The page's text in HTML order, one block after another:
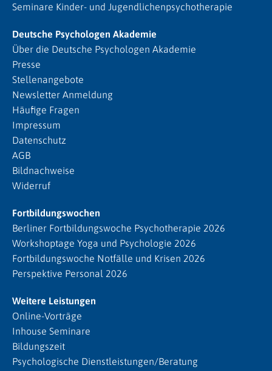
Seminare Kinder- und Jugendlichenpsychotherapie
Deutsche Psychologen Akademie
Über die Deutsche Psychologen Akademie
Presse
Stellenangebote
Newsletter Anmeldung
Häufige Fragen
Impressum
Datenschutz
AGB
Bildnachweise
Widerruf
Fortbildungswochen
Berliner Fortbildungswoche Psychotherapie 2026
Workshoptage Yoga und Psychologie 2026
Fortbildungswoche Notfälle und Krisen 2026
Perspektive Personal 2026
Weitere Leistungen
Online-Vorträge
Inhouse Seminare
Bildungszeit
Psychologische Dienstleistungen/Beratung